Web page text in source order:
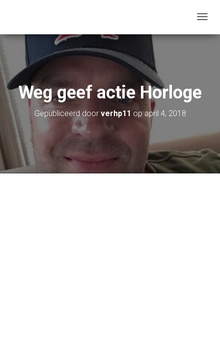
A
S
L
N
Weg geef actie Horloge
Gepubliceerd door verhp11 opapril 4, 2018